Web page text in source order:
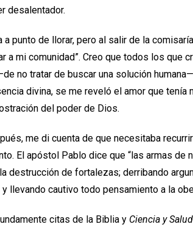
desalentador.
a punto de llorar, pero al salir de la
a mi comunidad”. Creo que todos los que
no tratar de buscar una solución
divina, se me reveló el amor que tenía
del poder de Dios.
me di cuenta de que necesitaba
El apóstol Pablo dice que “las armas de
destrucción de fortalezas; derribando
llevando cautivo todo pensamiento a la
citas de la Biblia y Ciencia y